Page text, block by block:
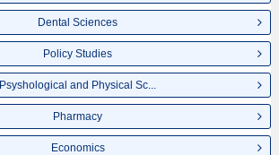
Dental Sciences
Policy Studies
Psyshological and Physical Sc...
Pharmacy
Economics